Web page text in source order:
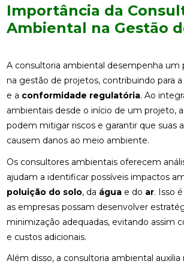
Importância da
Ambiental na Gestão
A consultoria ambiental desempenha um
na gestão de projetos, contribuindo para a
e a conformidade regulatória. Ao
ambientais desde o início de um projeto,
podem mitigar riscos e garantir que suas
causem danos ao meio ambiente.
Os consultores ambientais oferecem
ajudam a identificar possíveis impactos
poluição do solo, da águae do ar. Isso
as empresas possam desenvolver
minimização adequadas, evitando assim
e custos adicionais.
Além disso, a consultoria ambiental auxilia